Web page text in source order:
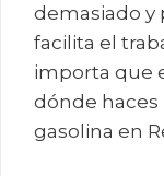
demasiado y
facilita el
importa que
dónde haces
gasolina en